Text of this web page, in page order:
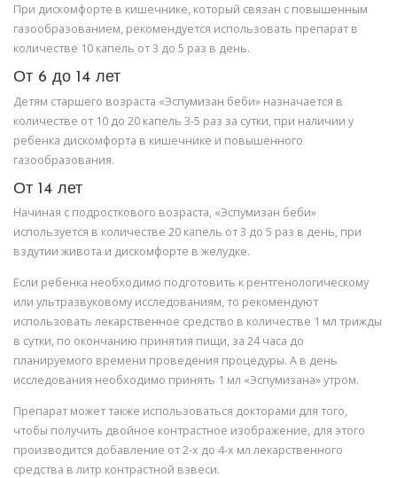
При дискомфорте в кишечнике, который связан с повышенным
газообразованием, рекомендуется использовать препарат в
количестве 10 капель от 3 до 5 раз в день.
От 6 до 14 лет
Детям старшего возраста «Эспумизан беби» назначается в
количестве от 10 до 20 капель 3-5 раз за сутки, при наличии у
ребенка дискомфорта в кишечнике и повышенного
газообразования.
От 14 лет
Начиная с подросткового возраста, «Эспумизан беби»
используется в количестве 20 капель от 3 до 5 раз в день, при
вздутии живота и дискомфорте в желудке.
Если ребенка необходимо подготовить к рентгенологическому
или ультразвуковому исследованиям, то рекомендуют
использовать лекарственное средство в количестве 1 мл трижды
в сутки, по окончанию принятия пищи, за 24 часа до
планируемого времени проведения процедуры. А в день
исследования необходимо принять 1 мл «Эспумизана» утром.
Препарат может также использоваться докторами для того,
чтобы получить двойное контрастное изображение, для этого
производится добавление от 2-х до 4-х мл лекарственного
средства в литр контрастной взвеси.